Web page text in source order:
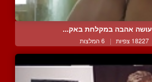
עושה אהבה במקלחת באק...
18227 צפיות | 6 המלצות